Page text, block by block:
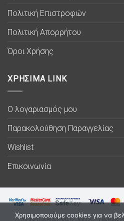
Πολιτική Επιστροφών
Πολιτική Απορρήτου
Όροι Χρήσης
ΧΡΗΣΙΜΑ LINK
Ο λογαριασμός μου
Παρακολούθηση Παραγγελίας
Wishlist
Επικοινωνία
Χρησιμοποιούμε cookies για να